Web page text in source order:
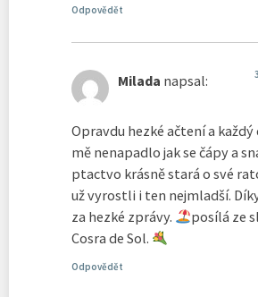
Odpovědět
Milada napsal:
Opravdu hezké ačtení a každý
mě nenapadlo jak se čápy a
ptactvo krásně stará o své
už vyrostli i ten nejmladší.
za hezké zprávy.
posílá ze
Cosra de Sol.
Odpovědět